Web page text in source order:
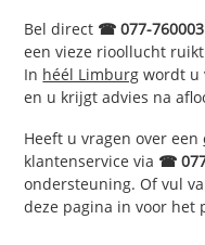
Bel direct ☎ 077-
een vieze rioollucht
In héél Limburg wordt u
en u krijgt advies na
Heeft u vragen over een
klantenservice via ☎
ondersteuning. Of vul
deze pagina in voor het